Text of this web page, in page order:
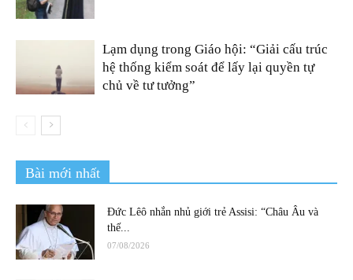
Lạm dụng trong Giáo hội: “Giải cấu trúc
hệ thống kiểm soát để lấy lại quyền tự
chủ về tư tưởng”
Bài mới nhất
Đức Lêô nhắn nhủ giới trẻ Assisi: “Châu Âu và
thế...
07/08/2026